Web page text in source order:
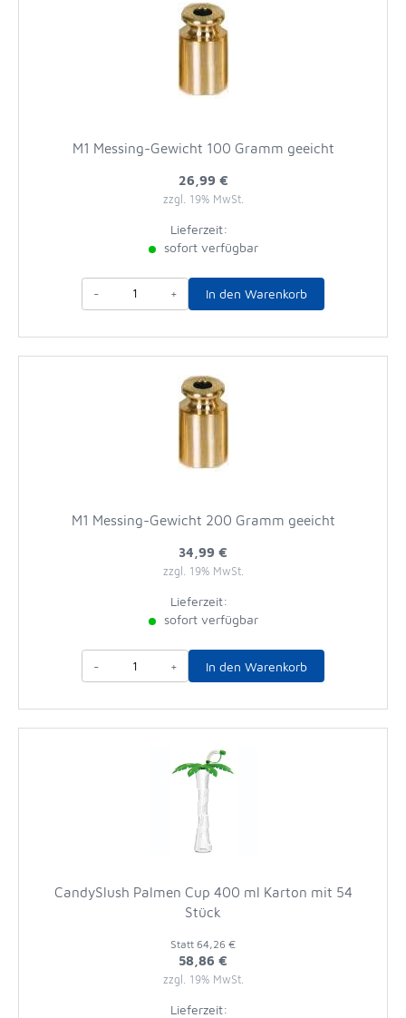
M1 Messing-Gewicht 100 Gramm geeicht
26,99 €
zzgl. 19% MwSt.
Lieferzeit:
sofort verfügbar
- + In den Warenkorb
M1 Messing-Gewicht 200 Gramm geeicht
34,99 €
zzgl. 19% MwSt.
Lieferzeit:
sofort verfügbar
- + In den Warenkorb
CandySlush Palmen Cup 400 ml Karton mit 54
Stück
Statt 64,26 €
58,86 €
zzgl. 19% MwSt.
Lieferzeit: